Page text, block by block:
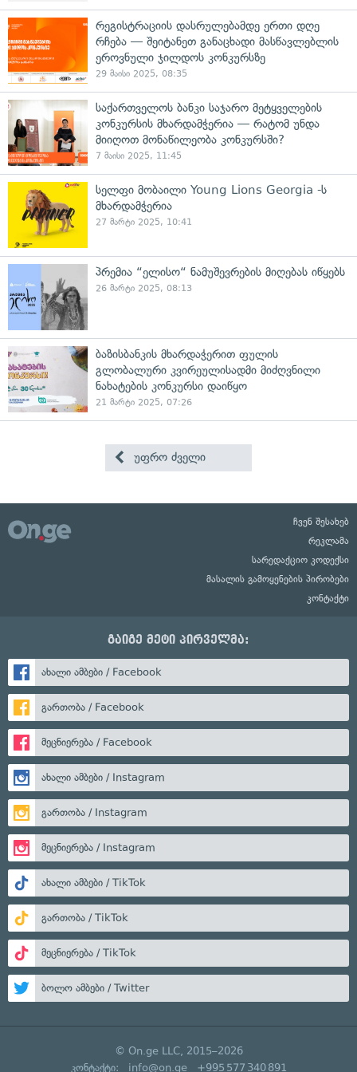
რეგისტრაციის დასრულებამდე ერთი დღე
რჩება — შეიტანეთ განაცხადი მასწავლებლის
ეროვნული ჯილდოს კონკურსზე
29 მაისი 2025, 08:35
საქართველოს ბანკი საჯარო მეტყველების
კონკურსის მხარდამჭერია — რატომ უნდა
მიიღოთ მონაწილეობა კონკურსში?
7 მაისი 2025, 11:45
სელფი მობაილი Young Lions Georgia -ს
მხარდამჭერია
27 მარტი 2025, 10:41
პრემია “ელისო“ ნამუშევრების მიღებას იწყებს
26 მარტი 2025, 08:13
ბაზისბანკის მხარდაჭერით ფულის
გლობალური კვირეულისადმი მიძღვნილი
ნახატების კონკურსი დაიწყო
21 მარტი 2025, 07:26
უფრო ძველი
ჩვენ შესახებ
რეკლამა
სარედაქციო კოდექსი
მასალის გამოყენების პირობები
კონტაქტი
გაიგე მეტი პირველმა:
ახალი ამბები / Facebook
გართობა / Facebook
მეცნიერება / Facebook
ახალი ამბები / Instagram
გართობა / Instagram
მეცნიერება / Instagram
ახალი ამბები / TikTok
გართობა / TikTok
მეცნიერება / TikTok
ბოლო ამბები / Twitter
© On.ge LLC, 2015–2026
კონტაქტი: info@on.ge +995 577 340 891